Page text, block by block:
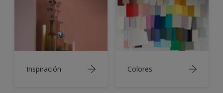
Inspiración Colores